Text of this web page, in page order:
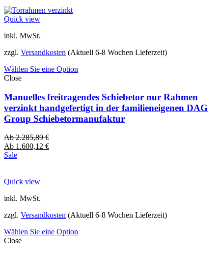
Quick view
inkl. MwSt.
zzgl. Versandkosten (Aktuell 6-8 Wochen Lieferzeit)
Wählen Sie eine Option
Close
Manuelles freitragendes Schiebetor nur Rahmen
verzinkt handgefertigt in der familieneigenen DAG
Group Schiebetormanufaktur
Ab2.285,89€
Ab 1.600,12 €
Sale
Quick view
inkl. MwSt.
zzgl. Versandkosten (Aktuell 6-8 Wochen Lieferzeit)
Wählen Sie eine Option
Close